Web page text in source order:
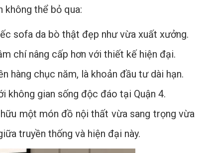
thể bỏ qua:
sofa da bò thật đẹp như vừa xuất xưởng.
chí nâng cấp hơn với thiết kế hiện đại.
hàng chục năm, là khoản đầu tư dài hạn.
không gian sống độc đáo tại Quận 4.
một món đồ nội thất vừa sang trọng vừa
truyền thống và hiện đại này.